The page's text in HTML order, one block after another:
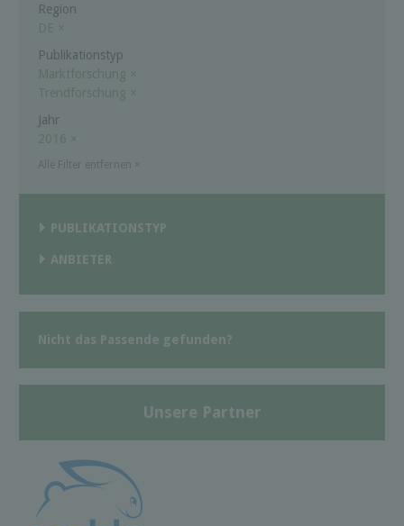
Region
DE ×
Publikationstyp
Marktforschung ×
Trendforschung ×
Jahr
2016 ×
PUBLIKATIONSTYP
ANBIETER
Nicht das Passende gefunden?
Unsere Partner